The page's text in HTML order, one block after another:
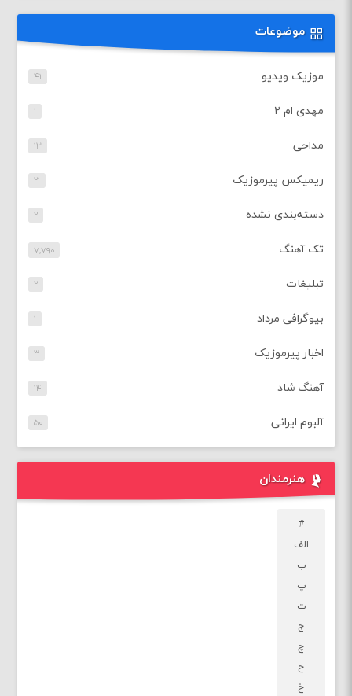
موضوعات
موزیک ویدیو ۴۱
مهدی ام ۲ ۱
مداحی ۱۳
ریمیکس پیرموزیک ۲۱
دسته‌بندی نشده ۲
تک آهنگ ۷,۷۹۰
تبلیغات ۲
بیوگرافی مرداد ۱
اخبار پیرموزیک ۳
آهنگ شاد ۱۴
آلبوم ایرانی ۵۰
هنرمندان
#
الف
ب
پ
ت
ج
چ
ح
خ